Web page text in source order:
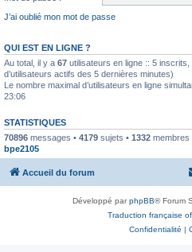
J’ai oublié mon mot de passe
QUI EST EN LIGNE ?
Au total, il y a 67 utilisateurs en ligne :: 5
d’utilisateurs actifs des 5 dernières minutes)
Le nombre maximal d’utilisateurs en ligne
23:06
STATISTIQUES
70896 messages • 4179 sujets • 1332 membres
bpe2105
Accueil du forum
Développé parphpBB® Forum
Traduction française
Confidentialité |